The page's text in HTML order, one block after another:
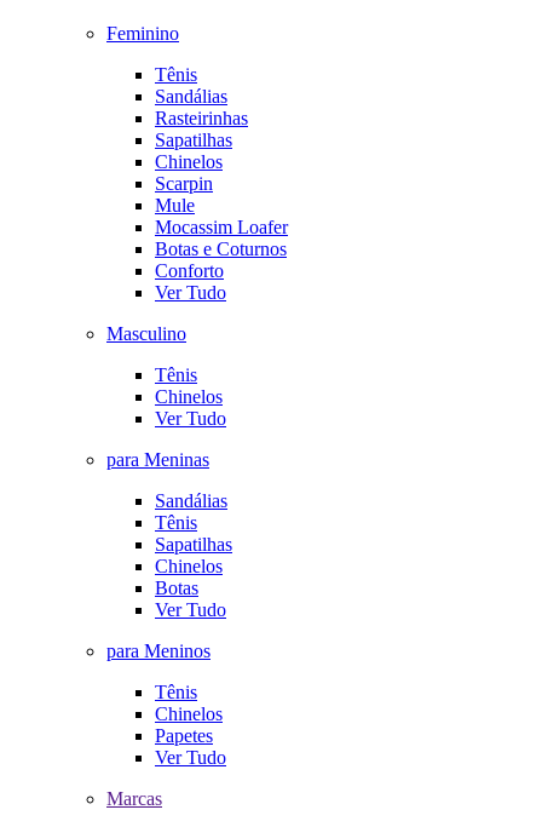
Feminino
Tênis
Sandálias
Rasteirinhas
Sapatilhas
Chinelos
Scarpin
Mule
Mocassim Loafer
Botas e Coturnos
Conforto
Ver Tudo
Masculino
Tênis
Chinelos
Ver Tudo
para Meninas
Sandálias
Tênis
Sapatilhas
Chinelos
Botas
Ver Tudo
para Meninos
Tênis
Chinelos
Papetes
Ver Tudo
Marcas